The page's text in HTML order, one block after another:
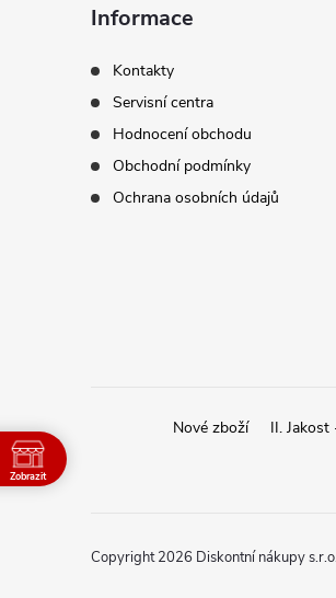
Informace
Kontakty
Servisní centra
Hodnocení obchodu
Obchodní podmínky
Ochrana osobních údajů
Nové zboží II.
Copyright 2026 Diskontní nákupy
Zobrazit